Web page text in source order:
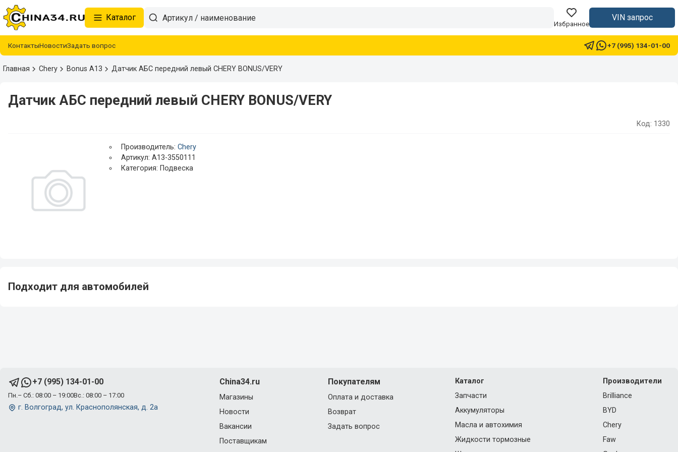
Каталог
Избранное
VIN запрос
КонтактыНовостиЗадать вопрос +7 (995) 134-01-00
Главная Chery Bonus A13 Датчик АБС передний левый CHERY BONUS/VERY
Датчик АБС передний левый CHERY BONUS/VERY
Код: 1330
Производитель: Chery
Артикул: A13-3550111
Категория: Подвеска
Подходит для автомобилей
+7 (995) 134-01-00
Пн.– Сб.: 08:00 – 19:00Вс.: 08:00 – 17:00
г. Волгоград, ул. Краснополянская, д. 2а
China34.ru
Магазины
Новости
Вакансии
Поставщикам
Покупателям
Оплата и доставка
Возврат
Задать вопрос
Каталог
Запчасти
Аккумуляторы
Масла и автохимия
Жидкости тормозные
Производители
Brilliance
BYD
Chery
Faw